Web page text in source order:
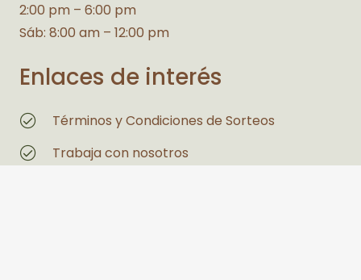
2:00 pm – 6:00 pm
Sáb: 8:00 am – 12:00 pm
Enlaces de interés
Términos y Condiciones de Sorteos
Trabaja con nosotros